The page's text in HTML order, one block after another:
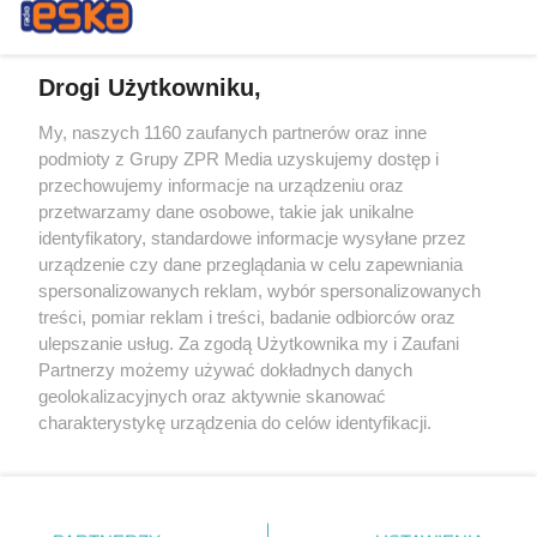
Żaden utwór zamieszczony w serwisie nie może być powielany i
rozpowszechniany lub dalej rozpowszechniany w jakikolwiek sposób (w
tym także elektroniczny lub mechaniczny) na jakimkolwiek polu
eksploatacji w jakiejkolwiek formie, włącznie z umieszczaniem w
Internecie bez pisemnej zgody właściciela praw. Jakiekolwiek użycie lub
wykorzystanie utworów w całości lub w części z naruszeniem prawa,
tzn. bez właściwej zgody, jest zabronione pod groźbą kary i może być
ścigane prawnie.
Drogi Użytkowniku,
My, naszych 1160 zaufanych partnerów oraz inne
podmioty z Grupy ZPR Media uzyskujemy dostęp i
przechowujemy informacje na urządzeniu oraz
przetwarzamy dane osobowe, takie jak unikalne
identyfikatory, standardowe informacje wysyłane przez
urządzenie czy dane przeglądania w celu zapewniania
spersonalizowanych reklam, wybór spersonalizowanych
treści, pomiar reklam i treści, badanie odbiorców oraz
ulepszanie usług. Za zgodą Użytkownika my i Zaufani
Partnerzy możemy używać dokładnych danych
geolokalizacyjnych oraz aktywnie skanować
charakterystykę urządzenia do celów identyfikacji.
zmienić/wycofać klikając przycisk ustawień prywatności